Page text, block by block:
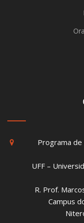
Programa
UFF –
R. Prof.
Campus